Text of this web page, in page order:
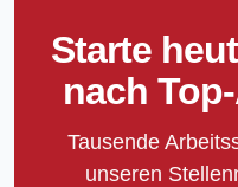
Starte
nach
Tausende
unseren